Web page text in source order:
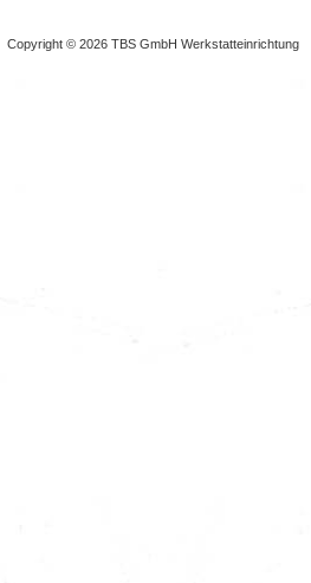
Copyright © 2026 TBS GmbH Werkstatteinrichtung